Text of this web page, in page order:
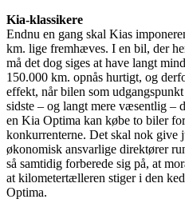
Kia-klassikere
Endnu en gang skal Kias
km. lige fremhæves. I en bil, der
må det dog siges at have langt
150.000 km. opnås hurtigt, og
effekt, når bilen som
sidste – og langt mere væsentlig –
en Kia Optima kan købe to biler
konkurrenterne. Det skal nok give
økonomisk ansvarlige direktører
så samtidig forberede sig på, at
at kilometertælleren stiger i den
Optima.